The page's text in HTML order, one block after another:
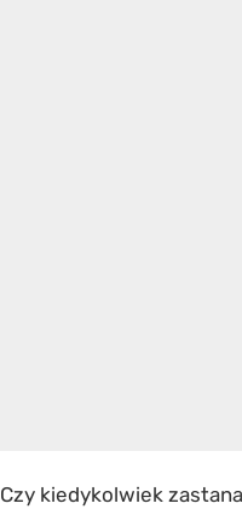
Czy kiedykolwiek